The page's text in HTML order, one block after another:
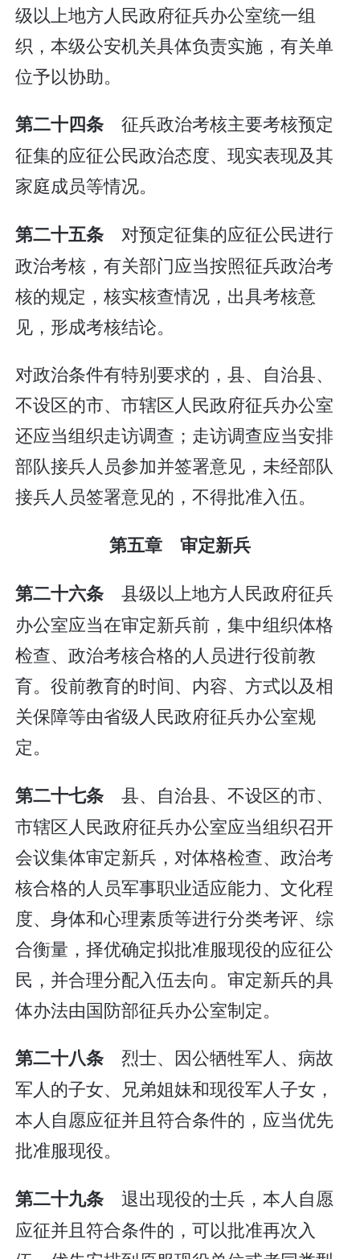
级以上地方人民政府征兵办公室统一组
织，本级公安机关具体负责实施，有关单
位予以协助。
第二十四条 征兵政治考核主要考核预定
征集的应征公民政治态度、现实表现及其
家庭成员等情况。
第二十五条 对预定征集的应征公民进行
政治考核，有关部门应当按照征兵政治考
核的规定，核实核查情况，出具考核意
见，形成考核结论。
对政治条件有特别要求的，县、自治县、
不设区的市、市辖区人民政府征兵办公室
还应当组织走访调查；走访调查应当安排
部队接兵人员参加并签署意见，未经部队
接兵人员签署意见的，不得批准入伍。
第五章 审定新兵
第二十六条 县级以上地方人民政府征兵
办公室应当在审定新兵前，集中组织体格
检查、政治考核合格的人员进行役前教
育。役前教育的时间、内容、方式以及相
关保障等由省级人民政府征兵办公室规
定。
第二十七条 县、自治县、不设区的市、
市辖区人民政府征兵办公室应当组织召开
会议集体审定新兵，对体格检查、政治考
核合格的人员军事职业适应能力、文化程
度、身体和心理素质等进行分类考评、综
合衡量，择优确定拟批准服现役的应征公
民，并合理分配入伍去向。审定新兵的具
体办法由国防部征兵办公室制定。
第二十八条 烈士、因公牺牲军人、病故
军人的子女、兄弟姐妹和现役军人子女，
本人自愿应征并且符合条件的，应当优先
批准服现役。
第二十九条 退出现役的士兵，本人自愿
应征并且符合条件的，可以批准再次入